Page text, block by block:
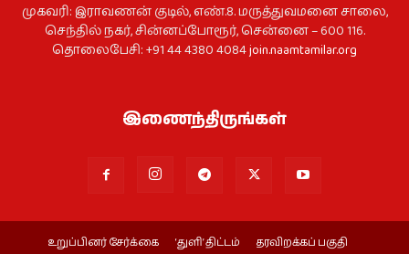
முகவரி: இராவணன் குடில், எண்.8. மருத்துவமனை சாலை,
செந்தில் நகர், சின்னப்போரூர், சென்னை – 600 116.
தொலைபேசி: +91 44 4380 4084join.naamtamilar.org
இணைந்திருங்கள்
உறுப்பினர் சேர்க்கை ‘துளி’ திட்டம்
தரவிறக்கப் பகுதி